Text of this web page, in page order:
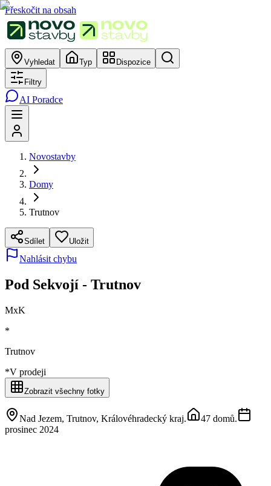
Přeskočit na obsah
Vyhledat Typ Dispozice
Filtry
AI Poradce
Novostavby
Domy
Trutnov
Sdílet Uložit
Nahlásit chybu
Pod Sekvojí - Trutnov
MxK
*
Trutnov
*V prodeji
Zobrazit všechny fotky
Nad Jezem, Trutnov, Královéhradecký kraj. 47 domů.
prosinec 2024